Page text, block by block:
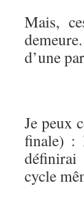
Mais,
d’une
Je peux
finale) :
définirai
cycle